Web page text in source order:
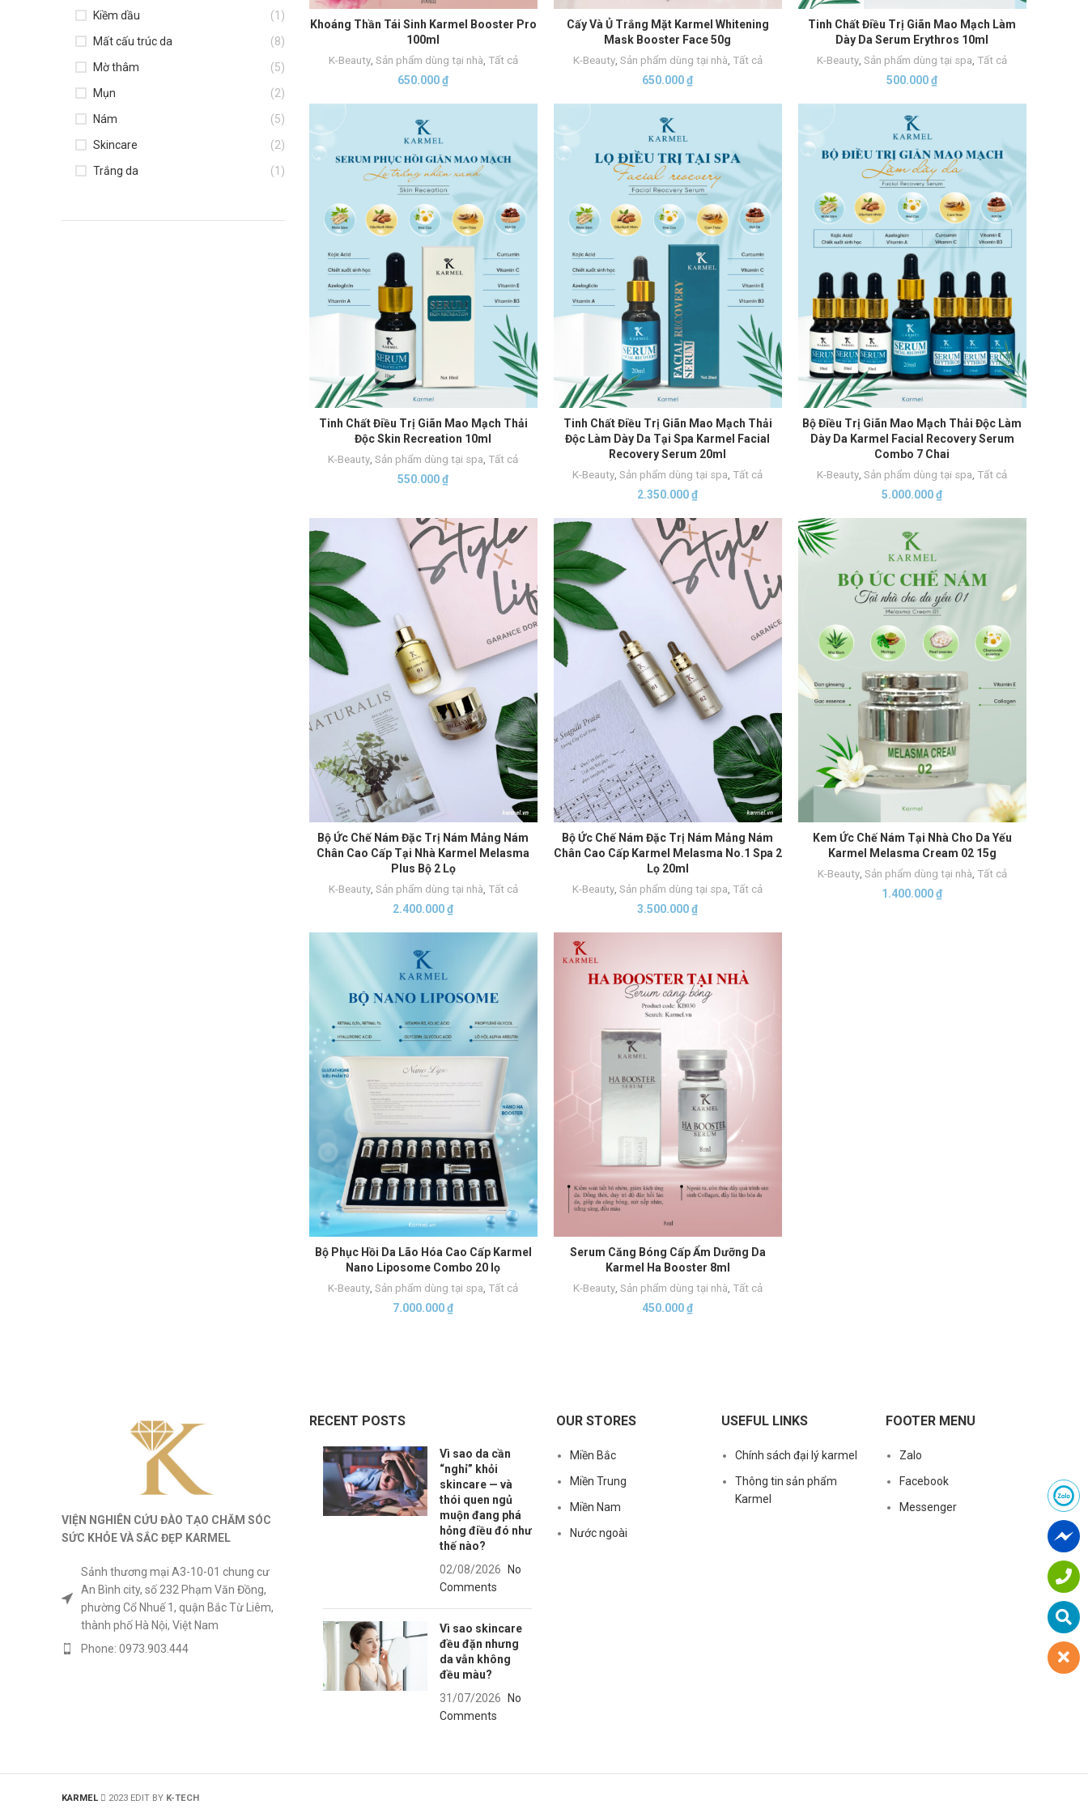
Kiềm dầu
(1)
Mất cấu trúc da
(8)
Mờ thâm
(5)
Mụn
(2)
Nám
(5)
Skincare
(2)
Trắng da
(1)
THÊM VÀO GIỎ HÀNG
Khoáng Thần Tái Sinh Karmel Booster Pro
100ml
K-Beauty, Sản phẩm dùng tại nhà Tất cả
650.000₫
THÊM VÀO GIỎ HÀNG
Cấy Và Ủ Trắng Mặt Karmel Whitening
Mask Booster Face 50g
K-Beauty, Sản phẩm dùng tại nhà Tất cả
650.000₫
THÊM VÀO GIỎ HÀNG
Tinh Chất Điều Trị Giãn Mao Mạch Làm
Dày Da Serum Erythros 10ml
K-Beauty ,Sản phẩm dùng tại spa Tất cả
500.000₫
THÊM VÀO GIỎ HÀNG
Tinh Chất Điều Trị Giãn Mao Mạch Thải
Độc Skin Recreation 10ml
K-Beauty ,Sản phẩm dùng tại spa Tất cả
550.000₫
THÊM VÀO GIỎ HÀNG
Tinh Chất Điều Trị Giãn Mao Mạch Thải
Độc Làm Dày Da Tại Spa Karmel Facial
Recovery Serum 20ml
K-Beauty ,Sản phẩm dùng tại spa Tất cả
2.350.000₫
THÊM VÀO GIỎ HÀNG
Bộ Điều Trị Giãn Mao Mạch Thải Độc Làm
Dày Da Karmel Facial Recovery Serum
Combo 7 Chai
K-Beauty ,Sản phẩm dùng tại spa Tất cả
5.000.000₫
THÊM VÀO GIỎ HÀNG
Bộ Ức Chế Nám Đặc Trị Nám Mảng Nám
Chân Cao Cấp Tại Nhà Karmel Melasma
Plus Bộ 2 Lọ
K-Beauty, Sản phẩm dùng tại nhà Tất cả
2.400.000₫
THÊM VÀO GIỎ HÀNG
Bộ Ức Chế Nám Đặc Trị Nám Mảng Nám
Chân Cao Cấp Karmel Melasma No.1 Spa 2
Lọ 20ml
K-Beauty ,Sản phẩm dùng tại spa Tất cả
3.500.000₫
THÊM VÀO GIỎ HÀNG
Kem Ức Chế Nám Tại Nhà Cho Da Yếu
Karmel Melasma Cream 02 15g
K-Beauty, Sản phẩm dùng tại nhà Tất cả
1.400.000₫
THÊM VÀO GIỎ HÀNG
Bộ Phục Hồi Da Lão Hóa Cao Cấp Karmel
Nano Liposome Combo 20 lọ
K-Beauty ,Sản phẩm dùng tại spa Tất cả
7.000.000₫
THÊM VÀO GIỎ HÀNG
Serum Căng Bóng Cấp Ẩm Dưỡng Da
Karmel Ha Booster 8ml
K-Beauty, Sản phẩm dùng tại nhà Tất cả
450.000₫
VIỆN NGHIÊN CỨU ĐÀO TẠO CHĂM SÓC
SỨC KHỎEVÀSẮC ĐẸP KARMEL
Sảnh thương mại A3-10-01 chung cư
An Bình city, số 232 Phạm Văn Đồng,
phường Cổ Nhuế 1, quận Bắc Từ Liêm,
thành phố Hà Nội, Việt Nam
Phone: 0973.903.444
RECENT POSTS
Vì sao da cần
“nghỉ” khỏi
skincare — và
thói quen ngủ
muộn đang phá
hỏng điều đó như
thế nào?
02/08/2026
No
Comments
Vì sao skincare
đều đặn nhưng
da vẫn không
đều màu?
31/07/2026
No
Comments
OUR STORES
Miền Bắc
Miền Trung
Miền Nam
Nước ngoài
USEFUL LINKS
Chính sách đại lý karmel
Thông tin sản phẩm
Karmel
FOOTER MENU
Zalo
Facebook
Messenger
KARMEL 2023 EDIT BY K-TECH